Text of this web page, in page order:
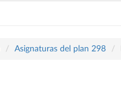
Asignaturas del plan 298